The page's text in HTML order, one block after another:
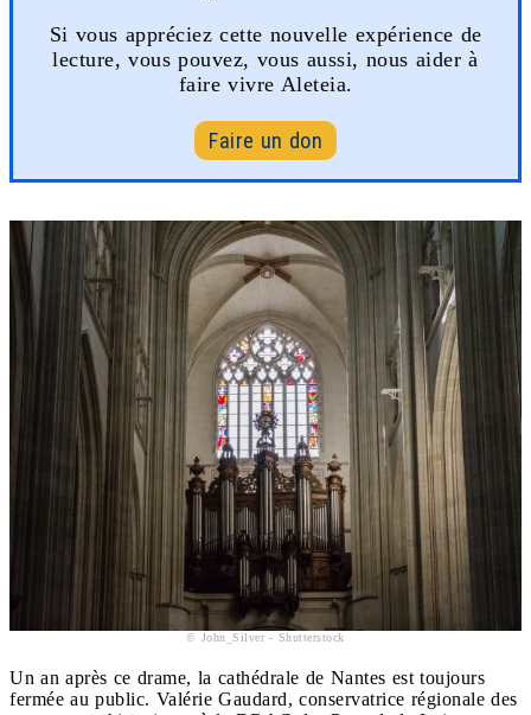
Si vous appréciez cette nouvelle expérience de
lecture, vous pouvez, vous aussi, nous aider à
faire vivre Aleteia.
Faire un don
© John_Silver - Shutterstock
Un an après ce drame, la cathédrale de Nantes est toujours
fermée au public. Valérie Gaudard, conservatrice régionale des